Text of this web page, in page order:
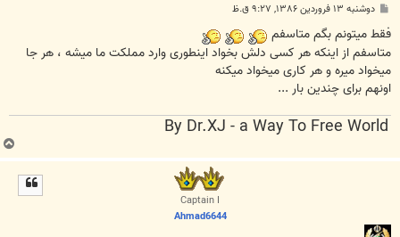
ت
دوشنبه ۱۳ فروردین ۱۳۸۶, ۹:۲۷ ق.ظ
فقط میتونم بگم متاسفم
متاسفم از اینکه هر کسی دلش بخواد اینطوری وارد مملکت ما میشه ، هر جا
میخواد میره و هر کاری میخواد میکنه
اونهم برای چندین بار ...
By Dr.XJ - a Way To Free World
Captain I
Ahmad6644